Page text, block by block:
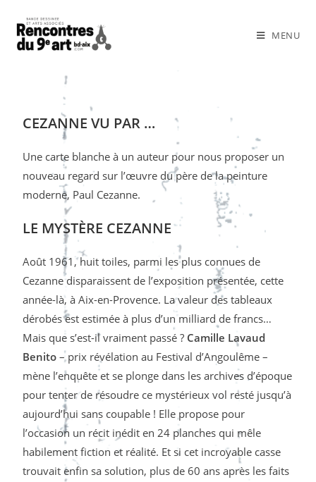
MENU
CEZANNE VU PAR …
Une carte blanche à un auteur pour nous proposer un
nouveau regard sur l’œuvre du père de la peinture
moderne, Paul Cezanne.
LE MYSTÈRE CEZANNE
Août 1961, huit toiles, parmi les plus connues de
Cezanne disparaissent de l’exposition présentée, cette
année-là, à Aix-en-Provence. La valeur des tableaux
dérobés est estimée à plus d’un milliard de francs…
Mais que s’est-il vraiment passé ? Camille Lavaud
Benito – prix révélation au Festival d’Angoulême –
mène l’enquête et se plonge dans les archives d’époque
pour tenter de résoudre ce mystérieux vol resté jusqu’à
aujourd’hui sans coupable ! Elle propose pour
l’occasion un récit inédit en 24 planches qui mêle
habilement fiction et réalité. Et si cet incroyable casse
trouvait enfin sa solution, plus de 60 ans après les faits